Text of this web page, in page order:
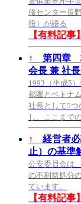
修センター長
役）が語る
【有料記事
↑
第四章
会長 兼 社
1993（平成5
都圏とベトナ
社長として5つ
し、ここまで
↑
経営者
止）の基準
公安委員会は
の不利益処分
ています。
【有料記事